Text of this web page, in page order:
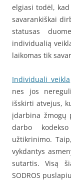
elgiasi todėl,
savarankiškai
statusas
individualią
laikomas tik
Individuali veikla
nes jos
išskirti atvejus,
įdarbina žmogų
darbo
užtikrinimo.
vykdantys
sutartis. Visą
SODROS